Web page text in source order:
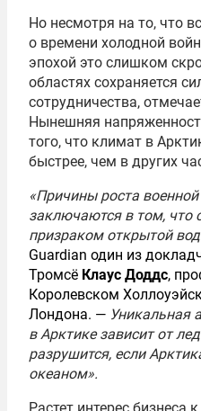
Но несмотря на то, что
о времени холодной
эпохой это слишком
областях сохраняется
сотрудничества,
Нынешняя
того, что климат в
быстрее, чем в других
«Причины роста
заключаются в том, что
призраком открытой
Guardian один из
Тромсё Клаус Доддс,
Королевском
Лондона. — Уникальная
в Арктике зависит от
разрушится, если
океаном».